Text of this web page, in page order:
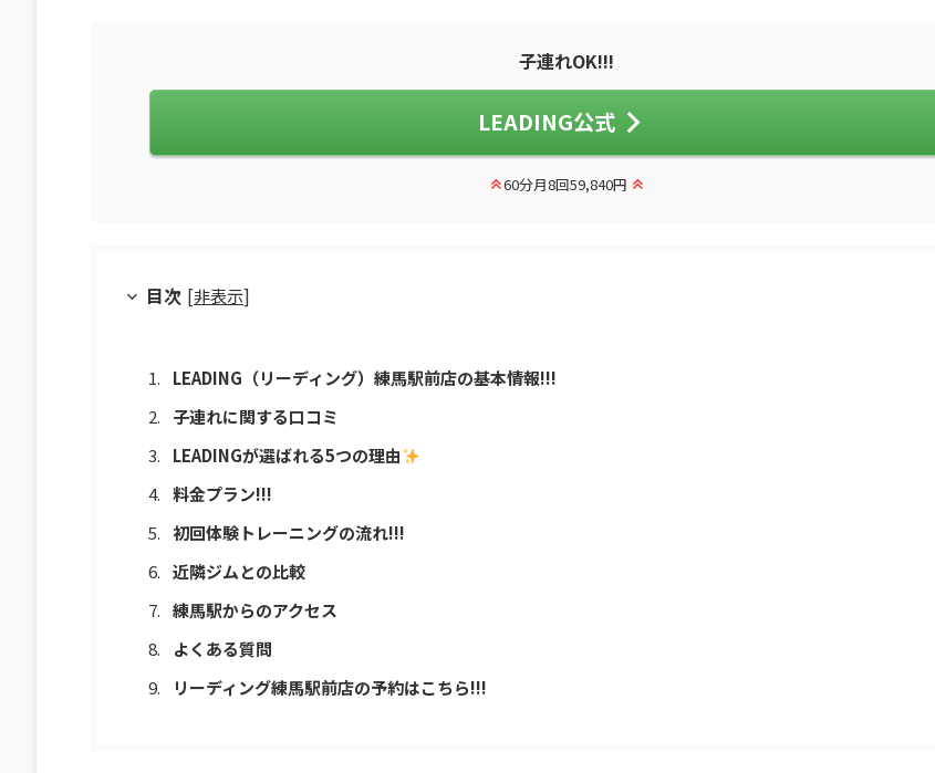
子連れOK!!!
LEADING公式
60分月8回59,840円
目次 [非表示]
LEADING（リーディング）練馬駅前店の基本情報!!!
子連れに関する口コミ
LEADINGが選ばれる5つの理由
料金プラン!!!
初回体験トレーニングの流れ!!!
近隣ジムとの比較
練馬駅からのアクセス
よくある質問
リーディング練馬駅前店の予約はこちら!!!